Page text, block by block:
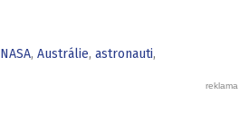
NASA, Austrálie, astronauti,